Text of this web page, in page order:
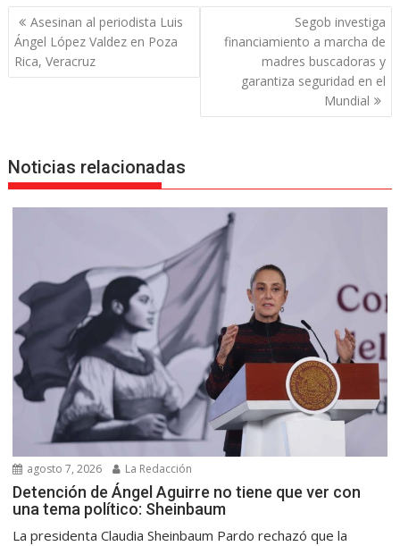
Navegación
de
entradas
Asesinan al periodista Luis
Ángel López Valdez en Poza
Rica, Veracruz
Segob investiga
financiamiento a marcha de
madres buscadoras y
garantiza seguridad en el
Mundial
Noticias relacionadas
agosto 7, 2026 La Redacción
Detención de Ángel Aguirre no tiene que ver con
una tema político: Sheinbaum
La presidenta Claudia Sheinbaum Pardo rechazó que la